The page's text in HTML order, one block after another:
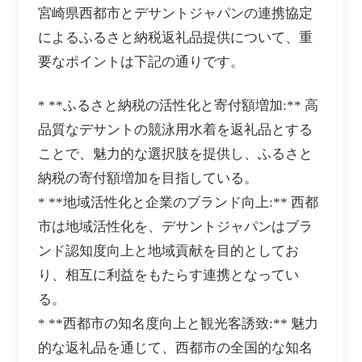
宮崎県西都市とデサントジャパンの連携協定
によるふるさと納税返礼品提供について、重
要なポイントは下記の通りです。
* **ふるさと納税の活性化と寄付額増加:** 高
品質なデサントの競泳用水着を返礼品とする
ことで、魅力的な選択肢を提供し、ふるさと
納税の寄付額増加を目指している。
* **地域活性化と企業のブランド向上:** 西都
市は地域活性化を、デサントジャパンはブラ
ンド認知度向上と地域貢献を目的としてお
り、相互に利益をもたらす連携となってい
る。
* **西都市の知名度向上と観光客誘致:** 魅力
的な返礼品を通じて、西都市の全国的な知名